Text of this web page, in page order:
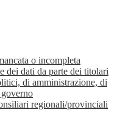
o incompleta
dei dati da parte dei titolari
di amministrazione, di
regionali/provinciali